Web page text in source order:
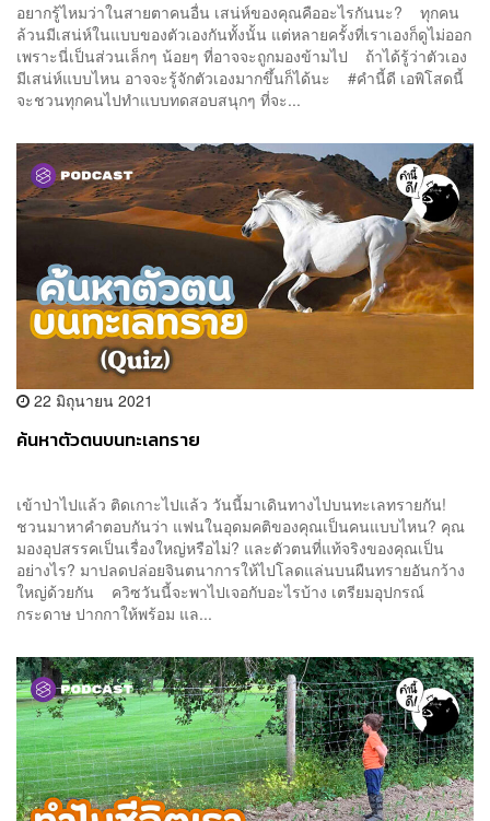
อยากรู้ไหมว่าในสายตาคนอื่น เสน่ห์ของคุณคืออะไรกันนะ? ทุกคน
ล้วนมีเสน่ห์ในแบบของตัวเองกันทั้งนั้น แต่หลายครั้งที่เราเองก็ดูไม่ออก
เพราะนี่เป็นส่วนเล็กๆ น้อยๆ ที่อาจจะถูกมองข้ามไป ถ้าได้รู้ว่าตัวเอง
มีเสน่ห์แบบไหน อาจจะรู้จักตัวเองมากขึ้นก็ได้นะ #คำนี้ดี เอพิโสดนี้
จะชวนทุกคนไปทำแบบทดสอบสนุกๆ ที่จะ...
22 มิถุนายน 2021
ค้นหาตัวตนบนทะเลทราย
เข้าป่าไปแล้ว ติดเกาะไปแล้ว วันนี้มาเดินทางไปบนทะเลทรายกัน!
ชวนมาหาคำตอบกันว่า แฟนในอุดมคติของคุณเป็นคนแบบไหน? คุณ
มองอุปสรรคเป็นเรื่องใหญ่หรือไม่? และตัวตนที่แท้จริงของคุณเป็น
อย่างไร? มาปลดปล่อยจินตนาการให้ไปโลดแล่นบนผืนทรายอันกว้าง
ใหญ่ด้วยกัน ควิซวันนี้จะพาไปเจอกับอะไรบ้าง เตรียมอุปกรณ์
กระดาษ ปากกาให้พร้อม แล...